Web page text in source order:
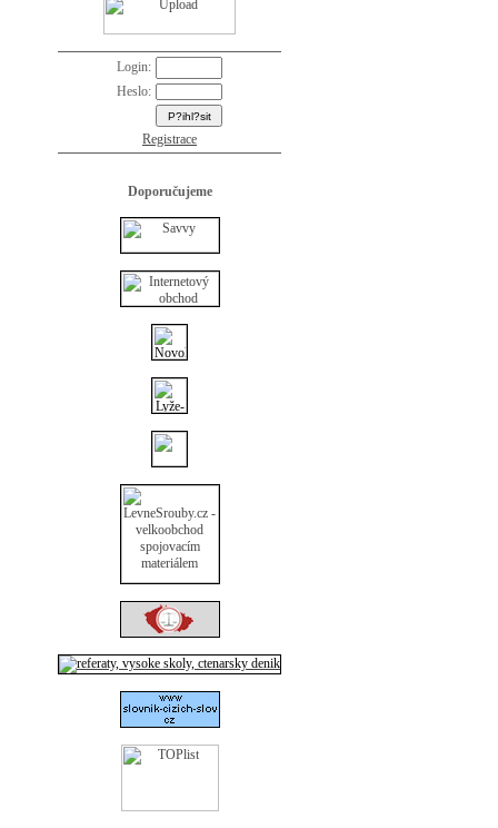
Login:
Heslo:
Registrace
Doporučujeme